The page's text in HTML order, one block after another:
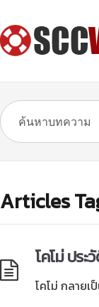
Articles
โคโม่ ประ
โคโม่ กลายเ